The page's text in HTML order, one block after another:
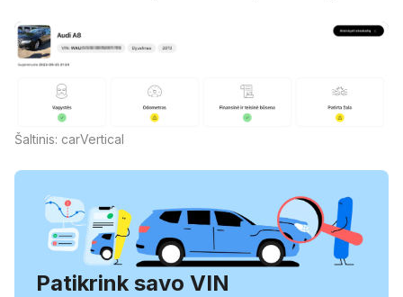
Šaltinis: carVertical
Patikrink savo VIN